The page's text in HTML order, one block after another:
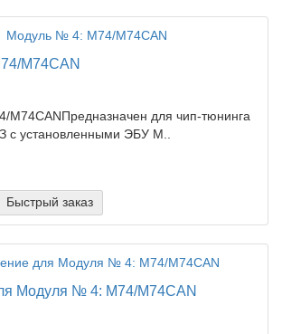
М74CAN
для чип-тюнинга
с установленными ЭБУ М..
Быстрый заказ
Модуля № 4: М74/М74CAN